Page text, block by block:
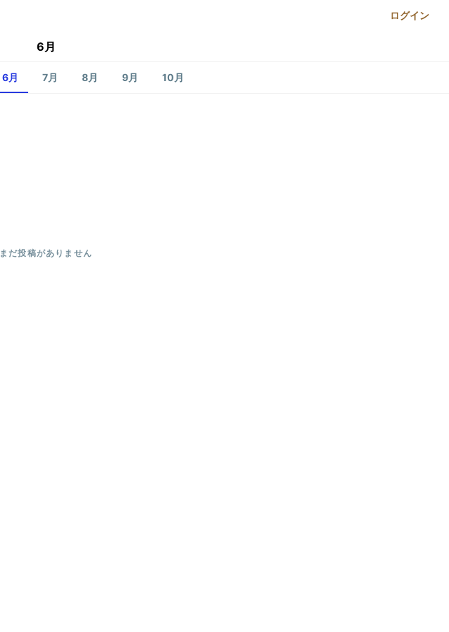
ログイン
6月
6月 7月 8月 9月 10月
まだ投稿がありません